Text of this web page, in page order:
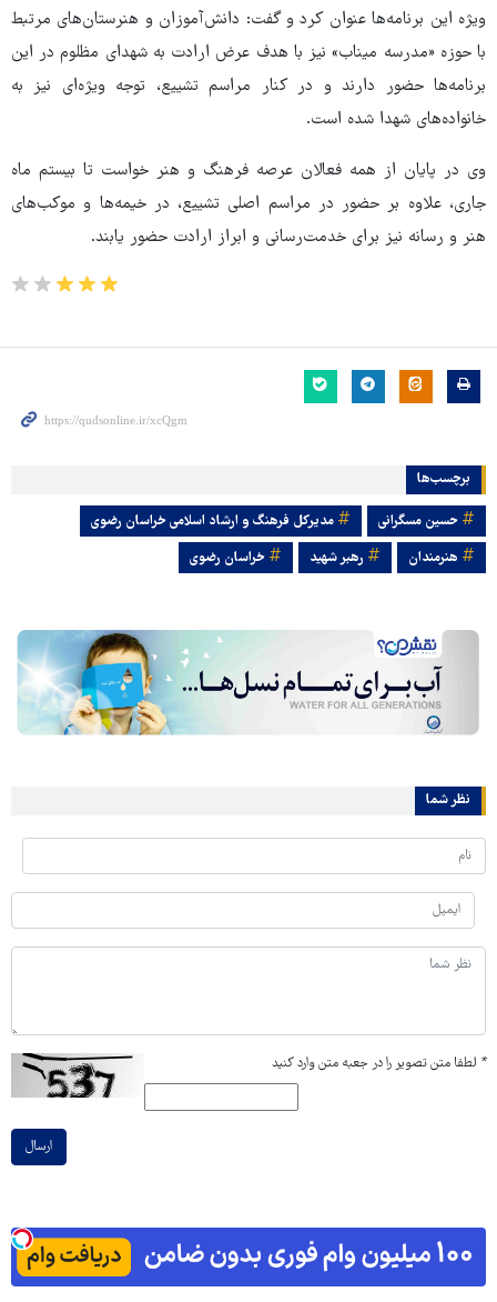
ویژه این برنامه‌ها عنوان کرد و گفت: دانش‌آموزان و هنرستان‌های مرتبط
با حوزه «مدرسه میناب» نیز با هدف عرض ارادت به شهدای مظلوم در این
برنامه‌ها حضور دارند و در کنار مراسم تشییع، توجه ویژه‌ای نیز به
خانواده‌های شهدا شده است.
وی در پایان از همه فعالان عرصه فرهنگ و هنر خواست تا بیستم ماه
جاری، علاوه بر حضور در مراسم اصلی تشییع، در خیمه‌ها و موکب‌های
هنر و رسانه نیز برای خدمت‌رسانی و ابراز ارادت حضور یابند.
برچسب‌ها
حسین مسگرانی
مدیرکل فرهنگ و ارشاد اسلامی خراسان رضوی
هنرمندان
رهبر شهید خراسان رضوی
نظر شما
* لطفا متن تصویر را در جعبه متن وارد کنید
ارسال